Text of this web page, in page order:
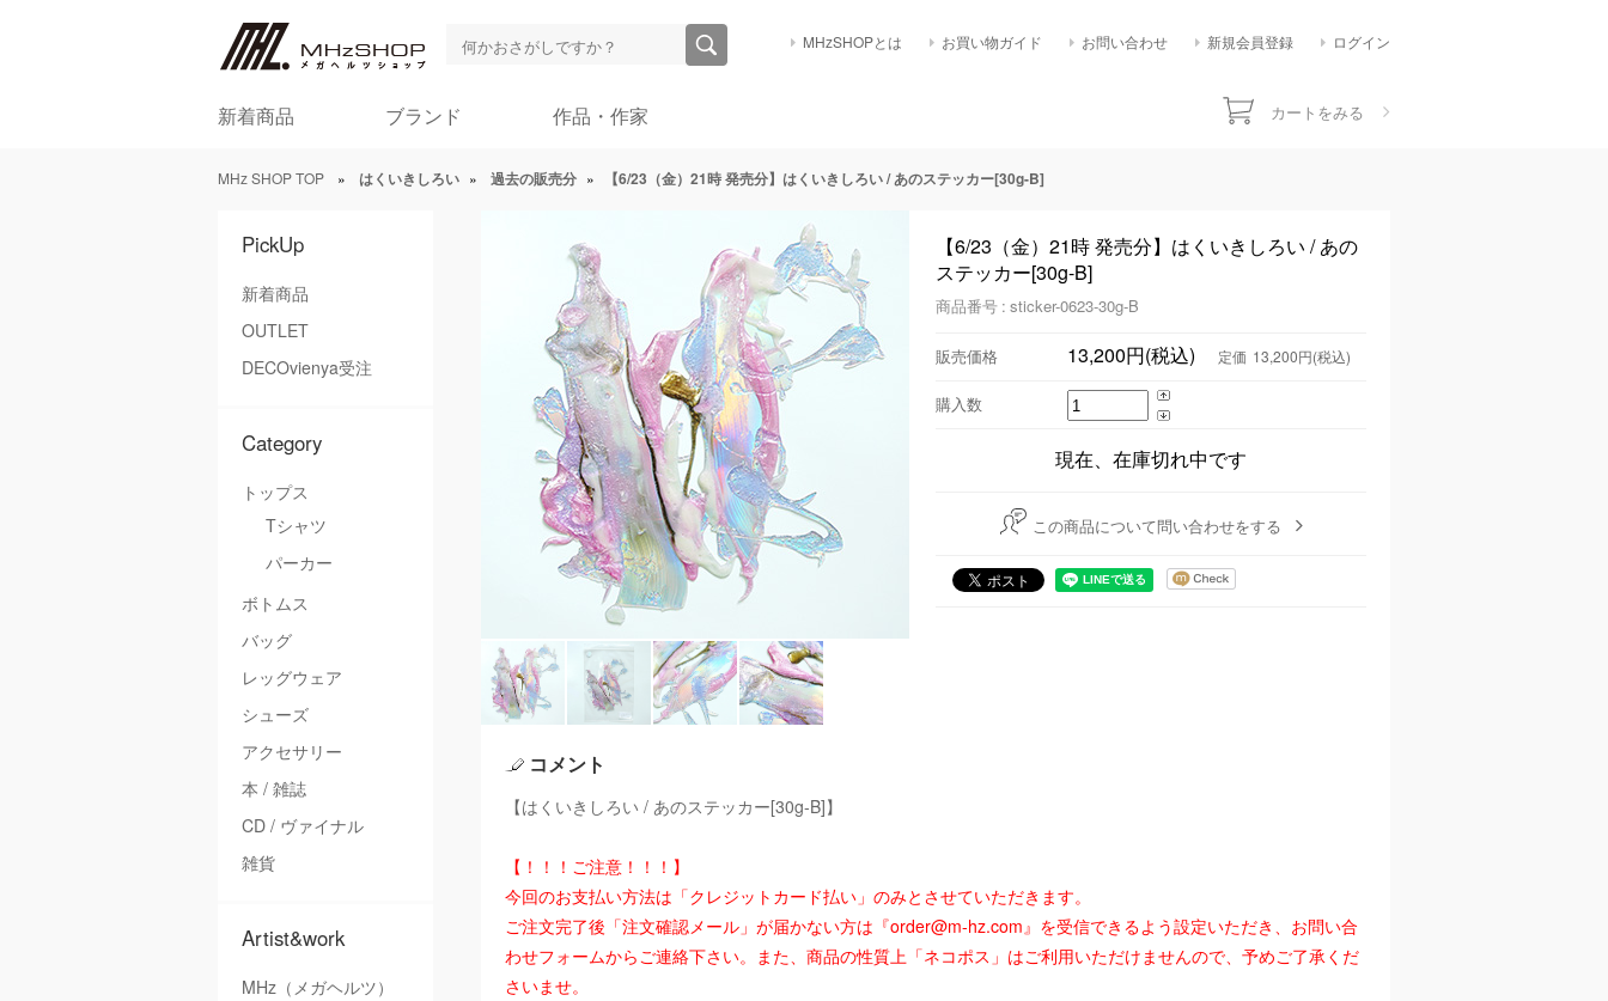
MHzSHOPとは お買い物ガイド お問い合わせ 新規会員登録 ログイン
新着商品 ブランド 作品・作家 カートをみる
MHz SHOP TOP » はくいきしろい » 過去の販売分 » 【6/23（金）21時 発売分】はくいきしろい / あのステッカー[30g-B]
PickUp
新着商品
OUTLET
DECOvienya受注
Category
トップス
Tシャツ
パーカー
ボトムス
バッグ
レッグウェア
シューズ
アクセサリー
本 / 雑誌
CD / ヴァイナル
雑貨
Artist&work
MHz（メガヘルツ）
【6/23（金）21時 発売分】はくいきしろい / あの
ステッカー[30g-B]
商品番号 : sticker-0623-30g-B
販売価格 13,200円(税込) 定価 13,200円(税込)
購入数
現在、在庫切れ中です
この商品について問い合わせをする
コメント
【はくいきしろい / あのステッカー[30g-B]】
【！！！ご注意！！！】
今回のお支払い方法は「クレジットカード払い」のみとさせていただきます。
ご注文完了後「注文確認メール」が届かない方は『order@m-hz.com』を受信できるよう設定いただき、お問い合
わせフォームからご連絡下さい。また、商品の性質上「ネコポス」はご利用いただけませんので、予めご了承くだ
さいませ。